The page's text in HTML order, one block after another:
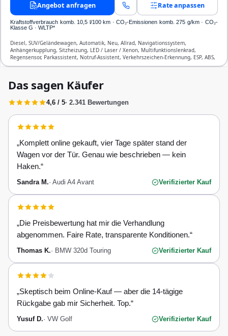
Angebot anfragen Rate anpassen
Kraftstoffverbrauch komb. 10,5 l/100 km · CO₂-Emissionen komb. 275 g/km · CO₂-
Klasse G · WLTP*
Diesel, SUV/Geländewagen, Automatik, Neu, Allrad, Navigationssystem,
Anhängerkupplung, Sitzheizung, LED / Laser / Xenon, Multifunktionslenkrad,
Regensensor, Parkassistent, Notruf-Assistent, Verkehrszeichen-Erkennung, ESP, ABS,
Klimatisierung, Airbag
Das sagen Käufer
4,6 / 5· 2.341 Bewertungen
„Komplett online gekauft, vier Tage später stand der
Wagen vor der Tür. Genau wie beschrieben — kein
Haken.“
Sandra M.· Audi A4 Avant Verifizierter Kauf
„Die Preisbewertung hat mir die Verhandlung
abgenommen. Faire Rate, transparente Konditionen.“
Thomas K.· BMW 320d Touring Verifizierter Kauf
„Skeptisch beim Online-Kauf — aber die 14-tägige
Rückgabe gab mir Sicherheit. Top.“
Yusuf D.· VW Golf Verifizierter Kauf